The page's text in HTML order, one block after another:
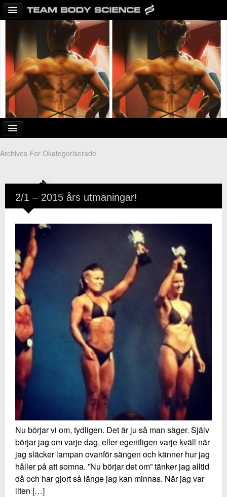
TEAM BODY SCIENCE
OM TEAM BODY SCIENCE
BODY SCIENCE
MM SPORTS
FORUM
Hem
Archives For Okategoriserade
2/1 – 2015 års utmaningar!
Nu börjar vi om, tydligen. Det är ju så man säger. Själv
börjar jag om varje dag, eller egentligen varje kväll när
jag släcker lampan ovanför sängen och känner hur jag
håller på att somna. ”Nu börjar det om” tänker jag alltid
då och har gjort så länge jag kan minnas. När jag var
liten […]